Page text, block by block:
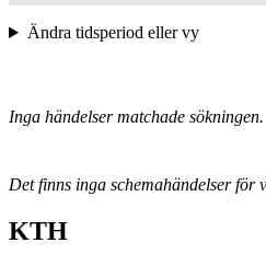
Ändra tidsperiod eller vy
Inga händelser matchade sökningen.
Det finns inga schemahändelser för
KTH